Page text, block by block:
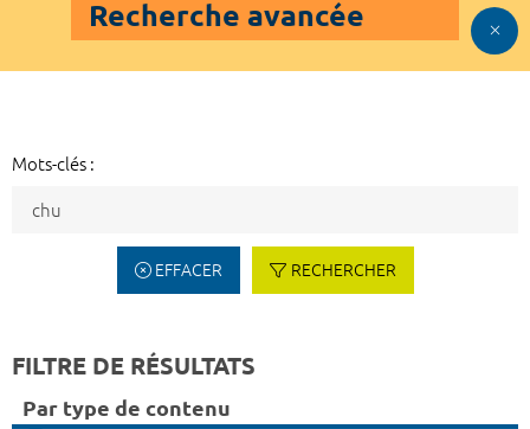
Recherche avancée
Mots-clés :
EFFACER RECHERCHER
FILTRE DE RÉSULTATS
Par type de contenu